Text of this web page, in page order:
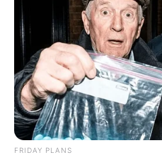
FRIDAY PLANS